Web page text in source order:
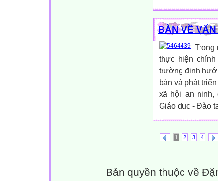
BÀN VỀ
Trong
thực hiện
trường định
bản và phát
xã hội, an ninh,
Giáo dục - Đào
1 2 3 4
Bản quyền thuộc về